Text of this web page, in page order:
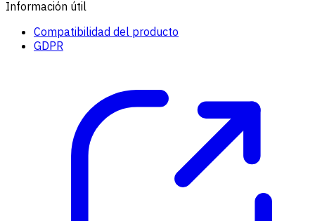
Información útil
Compatibilidad del producto
GDPR